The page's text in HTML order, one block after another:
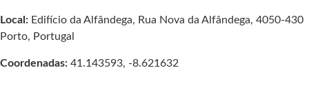
Local: Edifício da Alfândega, Rua Nova da Alfândega, 4050-430
Porto, Portugal
Coordenadas: 41.143593, -8.621632